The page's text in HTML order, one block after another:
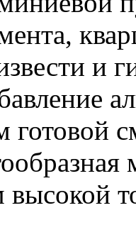
и
готовой
высокой